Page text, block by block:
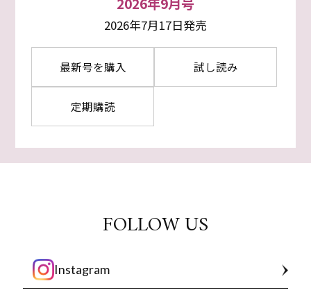
2026年7月17日発売
最新号を購入 試し読み
定期購読
FOLLOW US
Instagram